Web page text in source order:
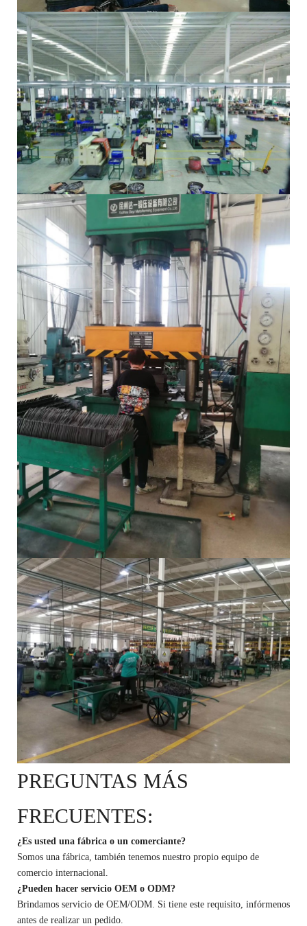
PREGUNTAS MÁS
FRECUENTES:
¿Es usted una fábrica o un comerciante?
Somos una fábrica, también tenemos nuestro propio equipo de
comercio internacional.
¿Pueden hacer servicio OEM o ODM?
Brindamos servicio de OEM/ODM. Si tiene este requisito, infórmenos
antes de realizar un pedido.